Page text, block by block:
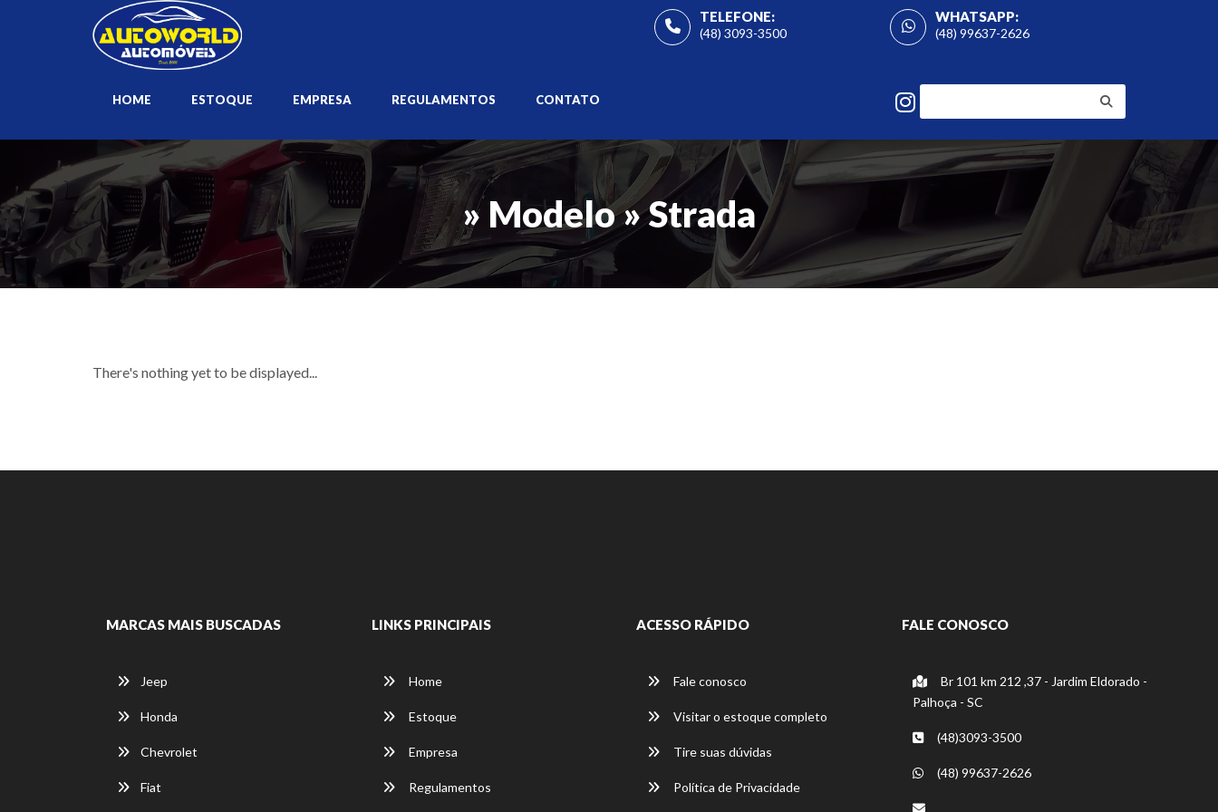
WHATSAPP:
(48) 99637-2626
TELEFONE:
(48) 3093-3500
HOME ESTOQUE EMPRESA REGULAMENTOS CONTATO
» Modelo » Strada
There's nothing yet to be displayed...
MARCAS MAIS BUSCADAS
Jeep
Honda
Chevrolet
Fiat
LINKS PRINCIPAIS
Home
Estoque
Empresa
Regulamentos
ACESSO RÁPIDO
Fale conosco
Visitar o estoque completo
Tire suas dúvidas
Política de Privacidade
FALE CONOSCO
Br 101 km 212 ,37 - Jardim Eldorado -
Palhoça - SC
(48)3093-3500
(48) 99637-2626